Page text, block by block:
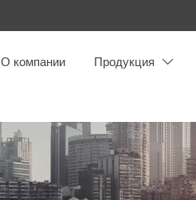
О компании Продукция 